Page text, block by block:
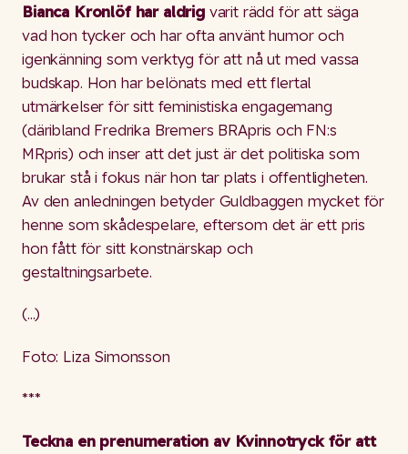
Bianca Kronlöf har aldrigvarit rädd för att säga
vad hon tycker och har ofta använt humor och
igenkänning som verktyg för att nå ut med vassa
budskap. Hon har belönats med ett flertal
utmärkelser för sitt feministiska engagemang
(däribland Fredrika Bremers BRApris och FN:s
MRpris) och inser att det just är det politiska som
brukar stå i fokus när hon tar plats i offentligheten.
Av den anledningen betyder Guldbaggen mycket för
henne som skådespelare, eftersom det är ett pris
hon fått för sitt konstnärskap och
gestaltningsarbete.
(...)
Foto: Liza Simonsson
***
Teckna en prenumeration av Kvinnotryck för att